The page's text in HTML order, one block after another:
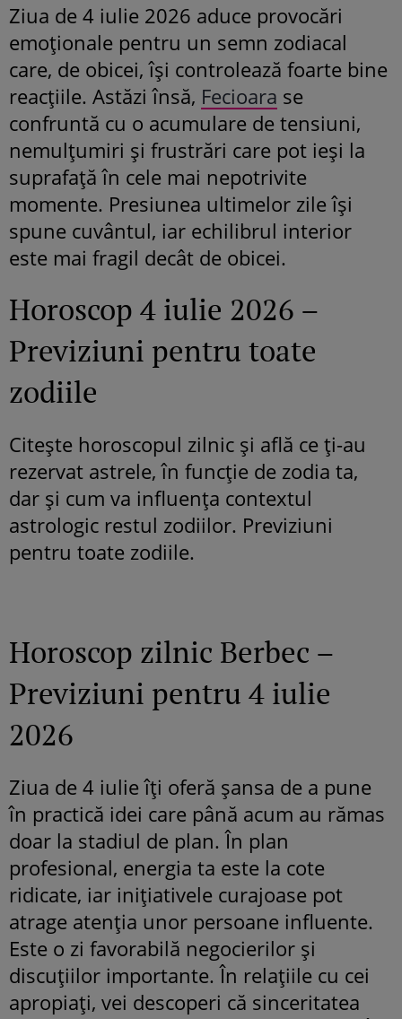
Ziua de 4 iulie 2026 aduce provocări
emoționale pentru un semn zodiacal
care, de obicei, își controlează foarte bine
reacțiile. Astăzi însă, Fecioara se
confruntă cu o acumulare de tensiuni,
nemulțumiri și frustrări care pot ieși la
suprafață în cele mai nepotrivite
momente. Presiunea ultimelor zile își
spune cuvântul, iar echilibrul interior
este mai fragil decât de obicei.
Horoscop 4 iulie 2026 –
Previziuni pentru toate
zodiile
Citește horoscopul zilnic și află ce ți-au
rezervat astrele, în funcție de zodia ta,
dar și cum va influența contextul
astrologic restul zodiilor. Previziuni
pentru toate zodiile.
Horoscop zilnic Berbec –
Previziuni pentru 4 iulie
2026
Ziua de 4 iulie îți oferă șansa de a pune
în practică idei care până acum au rămas
doar la stadiul de plan. În plan
profesional, energia ta este la cote
ridicate, iar inițiativele curajoase pot
atrage atenția unor persoane influente.
Este o zi favorabilă negocierilor și
discuțiilor importante. În relațiile cu cei
apropiați, vei descoperi că sinceritatea